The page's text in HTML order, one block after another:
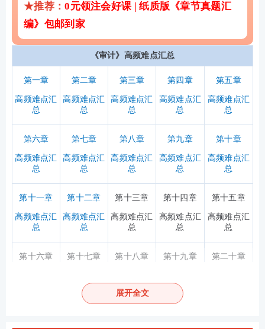
★推荐：0元领注会好课| 纸质版《章节真题汇
编》 包邮到家
《审计》高频难点汇总
第一章
高频难点汇
总
第二章
高频难点汇
总
第三章
高频难点汇
总
第四章
高频难点汇
总
第五章
高频难点汇
总
第六章
高频难点汇
总
第七章
高频难点汇
总
第八章
高频难点汇
总
第九章
高频难点汇
总
第十章
高频难点汇
总
第十一章
高频难点汇
总
第十二章
高频难点汇
总
第十三章
高频难点汇
总
第十四 章
高频难点汇
总
第十五章
高频难点汇
总
第十六章 第十七章
总
第十八章
总
第十九章
总
第二十章
展开全文